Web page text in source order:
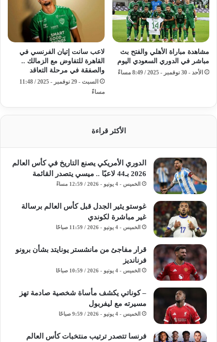
مشاهدة مباراة الأهلي والفتح بث
مباشر في الدوري السعودي اليوم
الأحد - 30 نوفمبر - 2025 / 8:49 مساءً
لاعب سانت إتيان الفرنسي في
القاهرة للتفاوض مع الزمالك ..
والصفقة في مرحلة التعاقد
السبت - 29 نوفمبر - 2025 / 11:48
مساءً
الأكثر قراءة
الدوري الأمريكي يصنع التاريخ في كأس العالم
2026 بـ44 لاعبًا .. ميسي يتصدر القائمة
الخميس - 4 يونيو - 2026 / 12:59 مساءً
غوستو يثير الجدل قبل كأس العالم برسالة
غير مباشرة لكوندي
الخميس - 4 يونيو - 2026 / 11:59 صباحًا
قرار مفاجئ من مانشستر يونايتد بشأن برونو
فرنانديز
الخميس - 4 يونيو - 2026 / 10:59 صباحًا
– كوناتي يكشف مأساة شخصية صادمة تهز
مسيرته مع ليفربول
الخميس - 4 يونيو - 2026 / 9:59 صباحًا
فرنسا تتصدر ترتيب منتخبات كأس العالم